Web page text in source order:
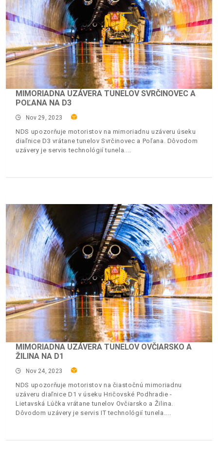
MIMORIADNA UZÁVERA TUNELOV SVRČINOVEC A
POĽANA NA D3
Nov 29, 2023
NDS upozorňuje motoristov na mimoriadnu uzáveru úseku
diaľnice D3 vrátane tunelov Svrčinovec a Poľana. Dôvodom
uzávery je servis technológií tunela.
MIMORIADNA UZÁVERA TUNELOV OVČIARSKO A
ŽILINA NA D1
Nov 24, 2023
NDS upozorňuje motoristov na čiastočnú mimoriadnu
uzáveru diaľnice D1 v úseku Hričovské Podhradie -
Lietavská Lúčka vrátane tunelov Ovčiarsko a Žilina.
Dôvodom uzávery je servis IT technológií tunela.